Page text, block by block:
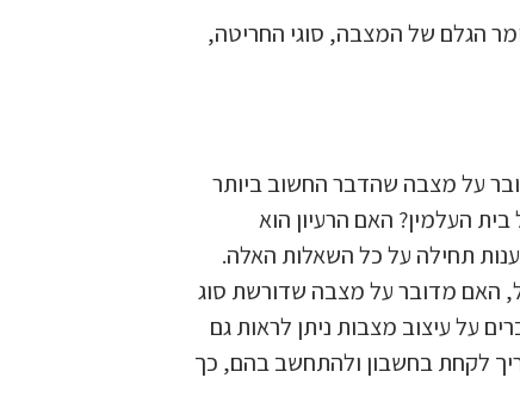
הגלם של המצבה, סוגי החריטה,
על מצבה שהדבר החשוב ביותר
העלמין? האם הרעיון הוא
תחילה על כל השאלות האלה.
האם מדובר על מצבה שדורשת סוג
על עיצוב מצבות ניתן לראות גם
לקחת בחשבון ולהתחשב בהם, כך